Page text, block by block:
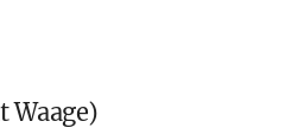
Waage)